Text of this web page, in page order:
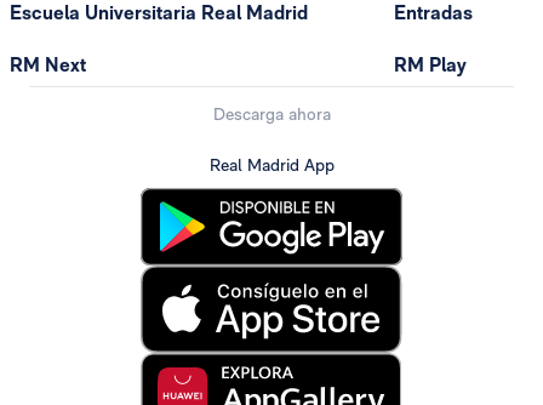
Escuela Universitaria Real Madrid
RM Next
Entradas
RM Play
Descarga ahora
Real Madrid App